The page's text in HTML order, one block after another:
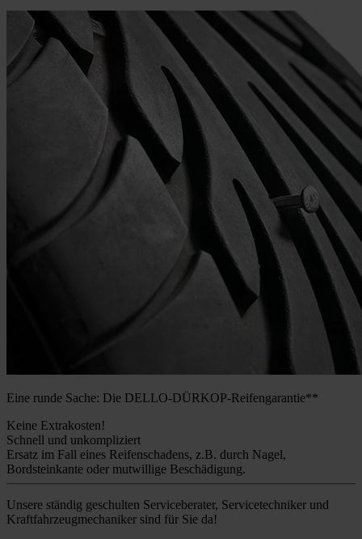
Eine runde Sache: Die DELLO-DÜRKOP-Reifengarantie**
Keine Extrakosten!
Schnell und unkompliziert
Ersatz im Fall eines Reifenschadens, z.B. durch Nagel,
Bordsteinkante oder mutwillige Beschädigung.
Unsere ständig geschulten Serviceberater, Servicetechniker und
Kraftfahrzeugmechaniker sind für Sie da!